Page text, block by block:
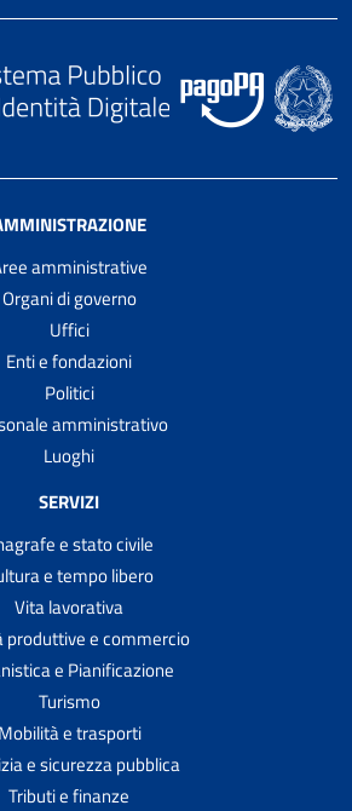
amministrative
Organi di governo
Uffici
Enti e fondazioni
Politici
amministrativo
Luoghi
SERVIZI
e stato civile
e tempo libero
Vita lavorativa
produttive e commercio
e Pianificazione
Turismo
Mobilità e trasporti
e sicurezza pubblica
Tributi e finanze